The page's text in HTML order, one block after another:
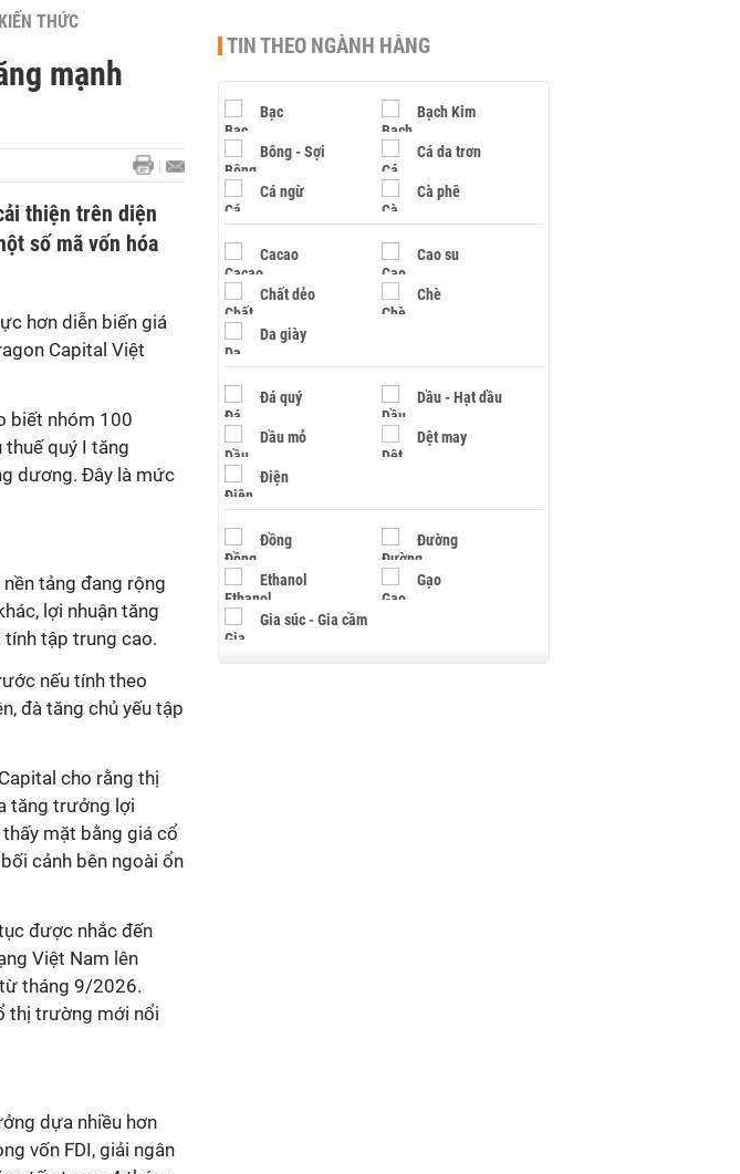
KIẾN THỨC
mạnh
thiện trên diện
số mã vốn hóa
hơn diễn biến giá
Capital Việt
biết nhóm 100
quý I tăng
dương. Đây là mức
tảng đang rộng
lợi nhuận tăng
tập trung cao.
nếu tính theo
đà tăng chủ yếu tập
cho rằng thị
tăng trưởng lợi
mặt bằng giá cổ
cảnh bên ngoài ổn
được nhắc đến
Việt Nam lên
tháng 9/2026.
thị trường mới nổi
dựa nhiều hơn
vốn FDI, giải ngân
TIN THEO NGÀNH HÀNG
Bạc Bạch Kim
Bông - Sợi Cá da trơn
Cá ngừ Cà phê
Cacao Cao su
Chất dẻo Chè
Da giày
Đá quý Dầu - Hạt dầu
Dầu mỏ Dệt may
Điện
Đồng Đường
Ethanol Gạo
Gia súc - Gia cầm